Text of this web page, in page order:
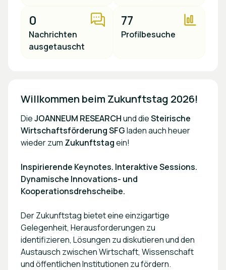
0
Nachrichten
ausgetauscht
77
Profilbesuche
Willkommen beim Zukunftstag 2026!
DieJOANNEUM RESEARCHund dieSteirische
Wirtschaftsförderung SFGladen auch heuer
wieder zum Zukunftstagein!
Inspirierende Keynotes. Interaktive Sessions.
Dynamische Innovations- und
Kooperationsdrehscheibe.
Der Zukunftstag bietet eine einzigartige
Gelegenheit, Herausforderungen zu
identifizieren, Lösungen zu diskutieren und den
Austausch zwischen Wirtschaft, Wissenschaft
und öffentlichen Institutionen zu fördern.